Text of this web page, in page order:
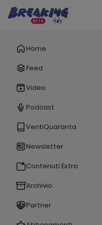
Home
Feed
Video
Podcast
VentiQuaranta
Newsletter
Contenuti Extra
Archivio
Partner